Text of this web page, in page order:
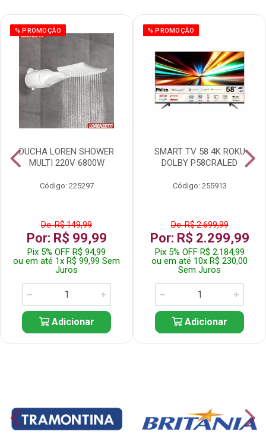
% PROMOÇÃO
DUCHA LOREN SHOWER
MULTI 220V 6800W
Código: 225297
De: R$ 149,99
Por: R$ 99,99
Pix 5% OFF R$ 94,99
ou em até 1x R$ 99,99 Sem
Juros
Adicionar
% PROMOÇÃO
SMART TV 58 4K ROKU
DOLBY P58CRALED
Código: 255913
De: R$ 2.699,99
Por: R$ 2.299,99
Pix 5% OFF R$ 2.184,99
ou em até 10x R$ 230,00
Sem Juros
Adicionar